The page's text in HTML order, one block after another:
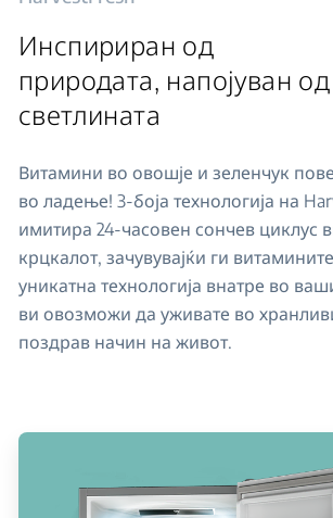
Инспириран од
природата, напојуван од
светлината
Витамини во овошје и зеленчук
во ладење! 3-боја технологија на
имитира 24-часовен сончев циклус
крцкалот, зачувувајќи ги
уникатна технологија внатре во
ви овозможи да уживате во
поздрав начин на живот.